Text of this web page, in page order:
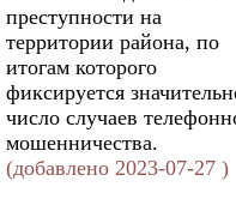
преступности на
территории района, по
итогам которого
фиксируется
число случаев
мошенничества.
(добавлено 2023-07-27 )